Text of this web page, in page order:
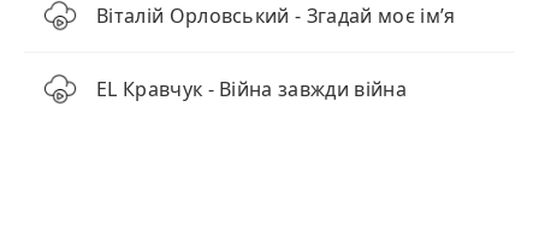
Віталій Орловський - Згадай моє імʼя
EL Кравчук - Війна завжди війна